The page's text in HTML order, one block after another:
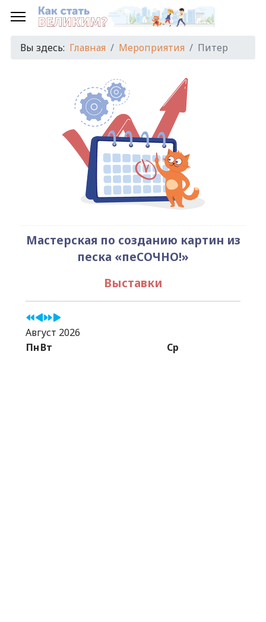
Вы здесь: Главная Мероприятия Питер
Мастерская по созданию картин из
песка «пеСОЧНО!»
Выставки
годмесяц
годмесяц
Август 2026
ПнВт Ср